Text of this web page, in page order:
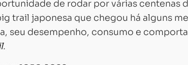
de rodar por várias centenas
trail japonesa que chegou há alguns
seu desempenho, consumo e
.